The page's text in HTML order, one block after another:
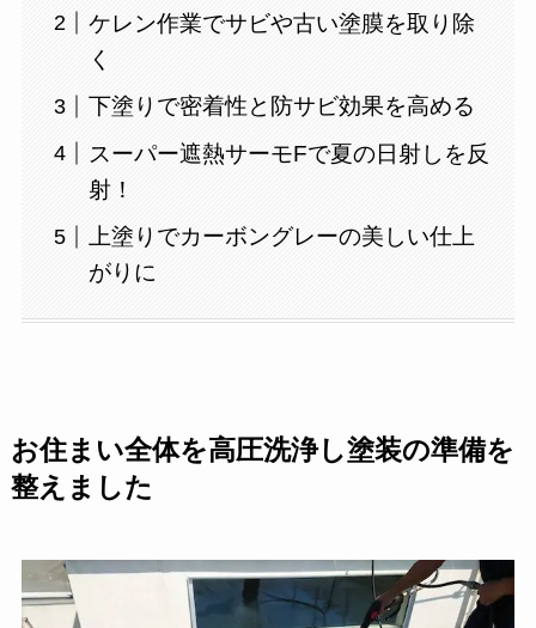
ケレン作業でサビや古い塗膜を取り除
く
下塗りで密着性と防サビ効果を高める
スーパー遮熱サーモFで夏の日射しを反
射！
上塗りでカーボングレーの美しい仕上
がりに
お住まい全体を高圧洗浄し塗装の準備を
整えました